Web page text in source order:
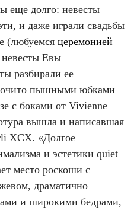
еще долго: невесты
и даже играли свадьбы
(любуемся церемонией
невесты Евы
разбирали ее
пышными юбками
с боками от Vivienne
вышла и написавшая
XCX. «Долгое
и эстетики quiet
место роскоши с
драматично
и широкими бедрами,